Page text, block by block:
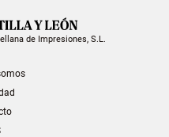
de Impresiones, S.L.